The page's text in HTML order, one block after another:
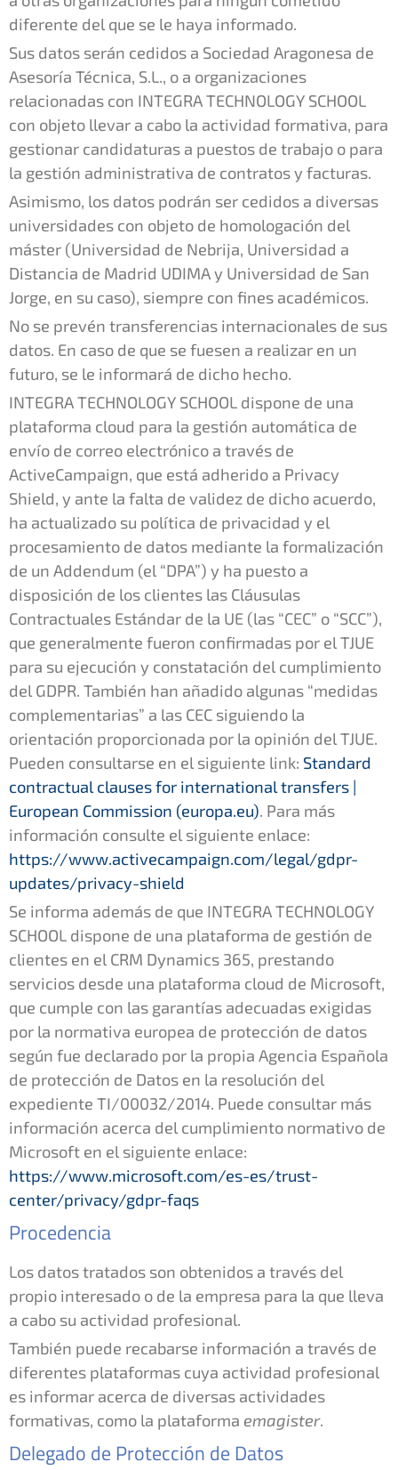
diferente del que se le haya informado.
Sus datos serán cedidos a Sociedad Aragonesa de
Asesoría Técnica, S.L., o a organizaciones
relacionadas con INTEGRA TECHNOLOGY SCHOOL
con objeto llevar a cabo la actividad formativa, para
gestionar candidaturas a puestos de trabajo o para
la gestión administrativa de contratos y facturas.
Asimismo, los datos podrán ser cedidos a diversas
universidades con objeto de homologación del
máster (Universidad de Nebrija, Universidad a
Distancia de Madrid UDIMA y Universidad de San
Jorge, en su caso), siempre con fines académicos.
No se prevén transferencias internacionales de sus
datos. En caso de que se fuesen a realizar en un
futuro, se le informará de dicho hecho.
INTEGRA TECHNOLOGY SCHOOL dispone de una
plataforma cloud para la gestión automática de
envío de correo electrónico a través de
ActiveCampaign, que está adherido a Privacy
Shield, y ante la falta de validez de dicho acuerdo,
ha actualizado su política de privacidad y el
procesamiento de datos mediante la formalización
de un Addendum (el “DPA”) y ha puesto a
disposición de los clientes las Cláusulas
Contractuales Estándar de la UE (las “CEC” o “SCC”),
que generalmente fueron confirmadas por el TJUE
para su ejecución y constatación del cumplimiento
del GDPR. También han añadido algunas “medidas
complementarias” a las CEC siguiendo la
orientación proporcionada por la opinión del TJUE.
Pueden consultarse en el siguiente link: Standard
contractual clauses for international transfers |
European Commission (europa.eu). Para más
información consulte el siguiente enlace:
https://www.activecampaign.com/legal/gdpr-
updates/privacy-shield
Se informa además de que INTEGRA TECHNOLOGY
SCHOOL dispone de una plataforma de gestión de
clientes en el CRM Dynamics 365, prestando
servicios desde una plataforma cloud de Microsoft,
que cumple con las garantías adecuadas exigidas
por la normativa europea de protección de datos
según fue declarado por la propia Agencia Española
de protección de Datos en la resolución del
expediente TI/00032/2014. Puede consultar más
información acerca del cumplimiento normativo de
Microsoft en el siguiente enlace:
https://www.microsoft.com/es-es/trust-
center/privacy/gdpr-faqs
Procedencia
Los datos tratados son obtenidos a través del
propio interesado o de la empresa para la que lleva
a cabo su actividad profesional.
También puede recabarse información a través de
diferentes plataformas cuya actividad profesional
es informar acerca de diversas actividades
formativas, como la plataforma emagister.
Delegado de Protección de Datos